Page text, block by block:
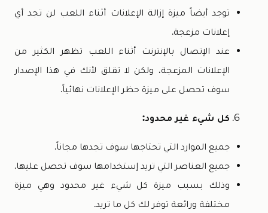
توجد أيضاً ميزة إزالة الإعلانات أثناء اللعب لن تجد أي
إعلانات مزعجة.
عند الإتصال بالإنترنت أثناء اللعب تظهر الكثير من
الإعلانات المزعجة، ولكن لا تقلق لأنك في هذا الإصدار
سوف تحصل على ميزة حظر الإعلانات نهائياً.
كل شيء غير محدود:
جميع الموارد التي تحتاجها سوف تجدها مجاناً.
جميع العناصر التي تريد إستخدامها سوف تحصل عليها.
وذلك بسبب ميزة كل شيء غير محدود وهي ميزة
مختلفة ورائعة توفر لك كل ما تريد.